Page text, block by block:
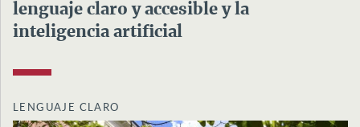
lenguaje claro y accesible y la
inteligencia artificial
LENGUAJE CLARO